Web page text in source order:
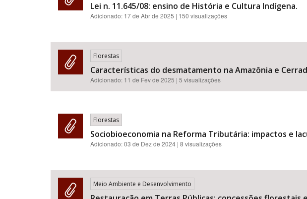
Lei n. 11.645/08: ensino de História e Cultura Indígena.
Adicionado: 17 de Abr de 2025 | 150 visualizações
Florestas
Características do desmatamento na Amazônia e
Adicionado: 11 de Fev de 2025 | 5 visualizações
Florestas
Sociobioeconomia na Reforma Tributária: impactos e
Adicionado:03 de Dez de 2024 | 8 visualizações
Meio Ambiente e Desenvolvimento